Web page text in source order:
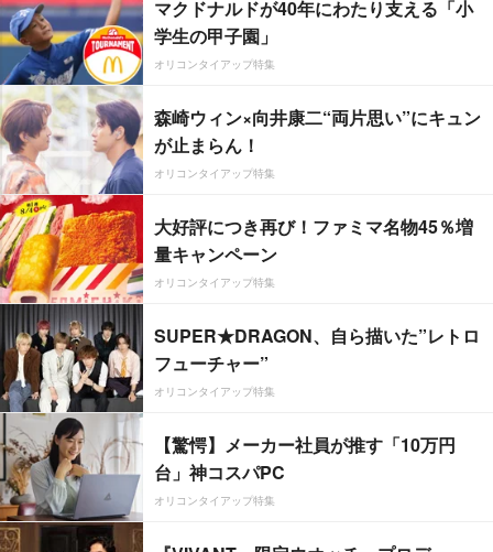
マクドナルドが40年にわたり支える「小
学生の甲子園」
オリコンタイアップ特集
森崎ウィン×向井康二“両片思い”にキュン
が止まらん！
オリコンタイアップ特集
大好評につき再び！ファミマ名物45％増
量キャンペーン
オリコンタイアップ特集
SUPER★DRAGON、自ら描いた”レトロ
フューチャー”
オリコンタイアップ特集
【驚愕】メーカー社員が推す「10万円
台」神コスパPC
オリコンタイアップ特集